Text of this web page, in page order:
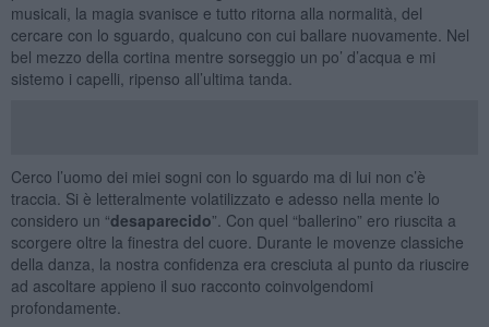
musicali, la magia svanisce e tutto ritorna alla normalità, del
cercare con lo sguardo, qualcuno con cui ballare nuovamente. Nel
bel mezzo della cortina mentre sorseggio un po’ d’acqua e mi
sistemo i capelli, ripenso all’ultima tanda.
Cerco l’uomo dei miei sogni con lo sguardo ma di lui non c’è
traccia. Si è letteralmente volatilizzato e adesso nella mente lo
considero un “desaparecido”. Con quel “ballerino” ero riuscita a
scorgere oltre la finestra del cuore. Durante le movenze classiche
della danza, la nostra confidenza era cresciuta al punto da riuscire
ad ascoltare appieno il suo racconto coinvolgendomi
profondamente.